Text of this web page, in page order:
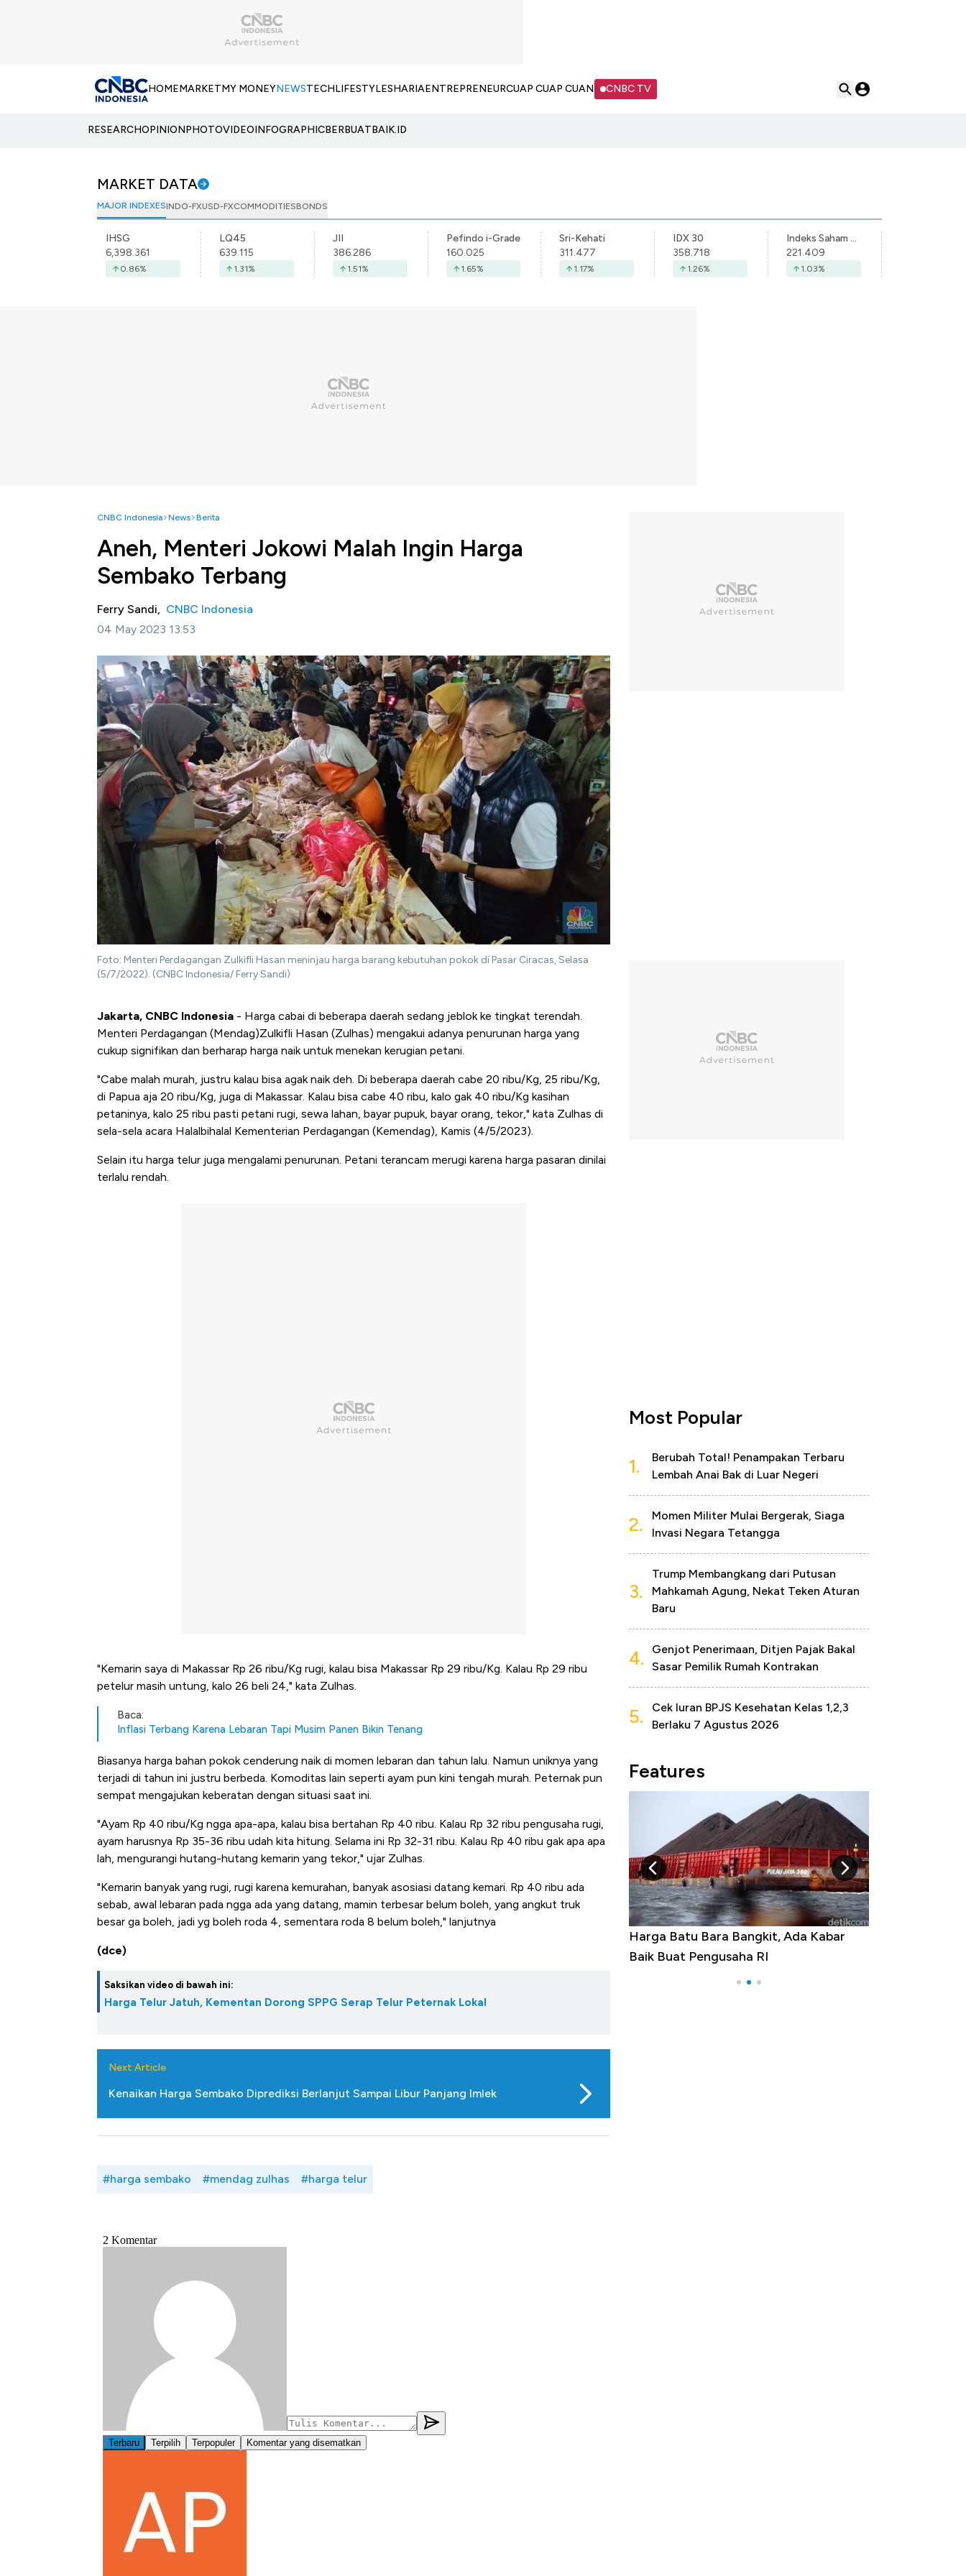
HOMEMARKETMY MONEYNEWSTECHLIFESTYLESHARIAENTREPRENEURCUAP CUAP CUAN CNBC TV
RESEARCHOPINIONPHOTOVIDEOINFOGRAPHICBERBUATBAIK.ID
MARKET DATA
MAJOR INDEXESINDO-FXUSD-FXCOMMODITIESBONDS
IHSG
6,398.361
0.86%
LQ45
639.115
1.31%
JII
386.286
1.51%
Pefindo i-Grade
160.025
1.65%
Sri-Kehati
311.477
1.17%
IDX 30
358.718
1.26%
Indeks Saham Syariah Indonesia
221.409
1.03%
CNBC Indonesia News Berita
Aneh, Menteri Jokowi Malah Ingin Harga
Sembako Terbang
Ferry Sandi, CNBC Indonesia
04 May 2023 13:53
Foto: Menteri Perdagangan Zulkifli Hasan meninjau harga barang kebutuhan pokok di Pasar Ciracas, Selasa
(5/7/2022). (CNBC Indonesia/ Ferry Sandi)
Jakarta, CNBC Indonesia - Harga cabai di beberapa daerah sedang jeblok ke tingkat terendah.
Menteri Perdagangan (Mendag)Zulkifli Hasan (Zulhas) mengakui adanya penurunan harga yang
cukup signifikan dan berharap harga naik untuk menekan kerugian petani.
"Cabe malah murah, justru kalau bisa agak naik deh. Di beberapa daerah cabe 20 ribu/Kg, 25 ribu/Kg,
di Papua aja 20 ribu/Kg, juga di Makassar. Kalau bisa cabe 40 ribu, kalo gak 40 ribu/Kg kasihan
petaninya, kalo 25 ribu pasti petani rugi, sewa lahan, bayar pupuk, bayar orang, tekor," kata Zulhas di
sela-sela acara Halalbihalal Kementerian Perdagangan (Kemendag), Kamis (4/5/2023).
Selain itu harga telur juga mengalami penurunan. Petani terancam merugi karena harga pasaran dinilai
terlalu rendah.
"Kemarin saya di Makassar Rp 26 ribu/Kg rugi, kalau bisa Makassar Rp 29 ribu/Kg. Kalau Rp 29 ribu
petelur masih untung, kalo 26 beli 24," kata Zulhas.
Baca:
Inflasi Terbang Karena Lebaran Tapi Musim Panen Bikin Tenang
Biasanya harga bahan pokok cenderung naik di momen lebaran dan tahun lalu. Namun uniknya yang
terjadi di tahun ini justru berbeda. Komoditas lain seperti ayam pun kini tengah murah. Peternak pun
sempat mengajukan keberatan dengan situasi saat ini.
"Ayam Rp 40 ribu/Kg ngga apa-apa, kalau bisa bertahan Rp 40 ribu. Kalau Rp 32 ribu pengusaha rugi,
ayam harusnya Rp 35-36 ribu udah kita hitung. Selama ini Rp 32-31 ribu. Kalau Rp 40 ribu gak apa apa
lah, mengurangi hutang-hutang kemarin yang tekor," ujar Zulhas.
"Kemarin banyak yang rugi, rugi karena kemurahan, banyak asosiasi datang kemari. Rp 40 ribu ada
sebab, awal lebaran pada ngga ada yang datang, mamin terbesar belum boleh, yang angkut truk
besar ga boleh, jadi yg boleh roda 4, sementara roda 8 belum boleh," lanjutnya
(dce)
Saksikan video di bawah ini:
Harga Telur Jatuh, Kementan Dorong SPPG Serap Telur Peternak Lokal
Next Article
Kenaikan Harga Sembako Diprediksi Berlanjut Sampai Libur Panjang Imlek
#harga sembako #mendag zulhas #harga telur
Most Popular
1.
Berubah Total! Penampakan Terbaru
Lembah Anai Bak di Luar Negeri
2.
Momen Militer Mulai Bergerak, Siaga
Invasi Negara Tetangga
3.
Trump Membangkang dari Putusan
Mahkamah Agung, Nekat Teken Aturan
Baru
4.
Genjot Penerimaan, Ditjen Pajak Bakal
Sasar Pemilik Rumah Kontrakan
5.
Cek Iuran BPJS Kesehatan Kelas 1,2,3
Berlaku 7 Agustus 2026
Features
Harga Emas Jatuh Usai Terbang 3 Hari,
Apa yang Sebenarnya Terjadi?